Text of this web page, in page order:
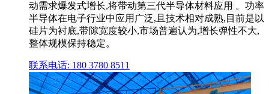
动需求爆发式增长,将带动第三代半导体材料应用 。功率
半导体在电子行业中应用广泛,且技术相对成熟,目前是以
硅片为衬底,带隙宽度较小,市场普遍认为,增长弹性不大,
整体规模保持稳定。
联系电话: 180 3780 8511